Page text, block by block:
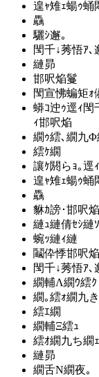
遑ｬ雉ｪ蝪ｩ蛹
驫
驪ｼ邂｡
閠千↓莠悟ｱ､
縺昴
邯呎焔鬘
閠宣怫蝙矩ｫ
蟒ｺ迚ｩ逕ｨ
ｨ邯呎焔
繝ｩ繧､繝九Φ
繧ｹ繝
讓ｹ閼らｮ｡逕
遑ｬ雉ｪ蝪ｩ蛹
驫
貅ｶ謗･邯呎
縺ｭ縺倩ｾｼ縺
蜿ｯ縺ｨ縺
鬮伜悸邯呎焔
閠千↓莠悟ｱ､
繝輔Λ繝ｳ繧ｸ
繝｡繧ｫ繝九
繧ｴ繝
繝輔Ξ繧ｭ
繧ｵ繝九ち繝
縺昴
繝舌Ν繝夜｡